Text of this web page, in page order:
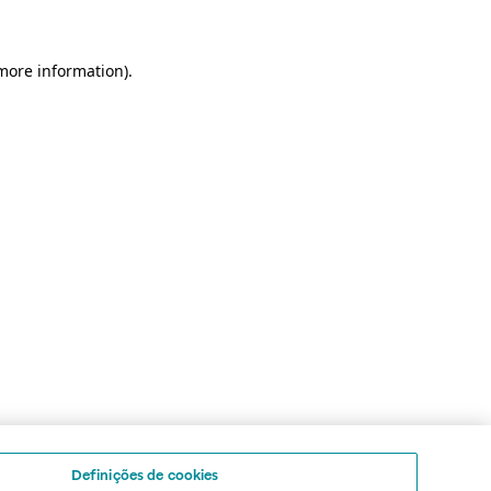
information).
Definições de cookies